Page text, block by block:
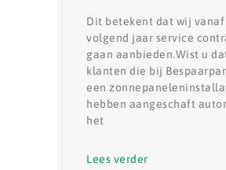
Dit betekent dat wij vanaf
volgend jaar service
gaan aanbieden.Wist u
klanten die bij
een
hebben aangeschaft
het
Lees verder